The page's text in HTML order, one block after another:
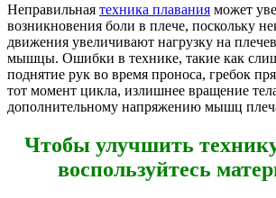
Неправильная техника плавания может
возникновения боли в плече, поскольку
движения увеличивают нагрузку на
мышцы. Ошибки в технике, такие как
поднятие рук во время проноса, гребок
тот момент цикла, излишнее вращение
дополнительному напряжению мышц
Чтобы улучшить
воспользуйтесь